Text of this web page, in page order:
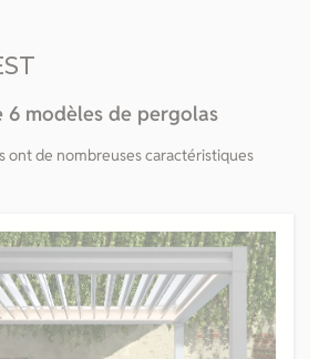
6 modèles de pergolas
ont de nombreuses caractéristiques